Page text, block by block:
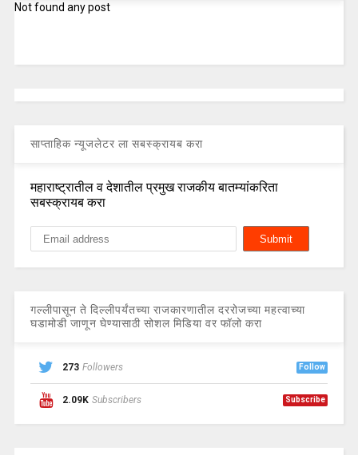
Not found any post
साप्ताहिक न्यूजलेटर ला सबस्क्रायब करा
महाराष्ट्रातील व देशातील प्रमुख राजकीय बातम्यांकरिता
सबस्क्रायब करा
गल्लीपासून ते दिल्लीपर्यंतच्या राजकारणातील दररोजच्या महत्वाच्या
घडामोडी जाणून घेण्यासाठी सोशल मिडिया वर फॉलो करा
273 Followers Follow
2.09K Subscribers Subscribe